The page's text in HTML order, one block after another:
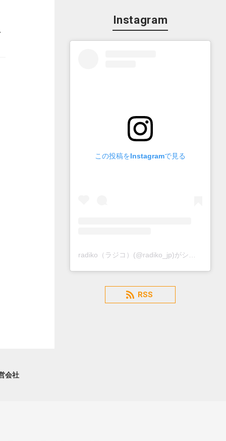
します。
Instagram
この投稿をInstagramで見る
radiko（ラジコ）(@radiko_jp)がシェアした投稿
RSS
会社